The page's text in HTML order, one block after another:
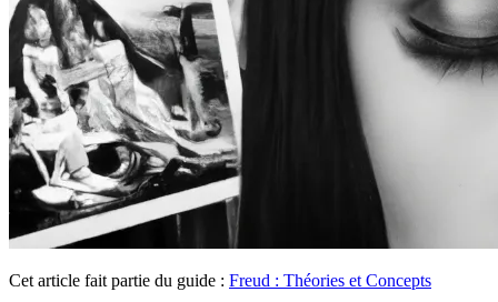
Cet article fait partie du guide : Freud : Théories et Concepts